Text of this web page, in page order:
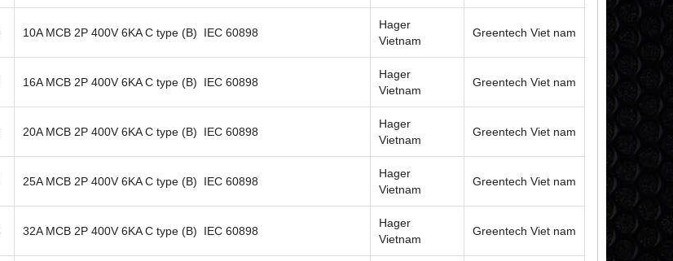
10A MCB 2P 400V 6KA C type (B) IEC 60898
Hager
Vietnam
Greentech Viet nam
16A MCB 2P 400V 6KA C type (B) IEC 60898
Hager
Vietnam
Greentech Viet nam
20A MCB 2P 400V 6KA C type (B) IEC 60898
Hager
Vietnam
Greentech Viet nam
25A MCB 2P 400V 6KA C type (B) IEC 60898
Hager
Vietnam
Greentech Viet nam
32A MCB 2P 400V 6KA C type (B) IEC 60898
Hager
Vietnam
Greentech Viet nam